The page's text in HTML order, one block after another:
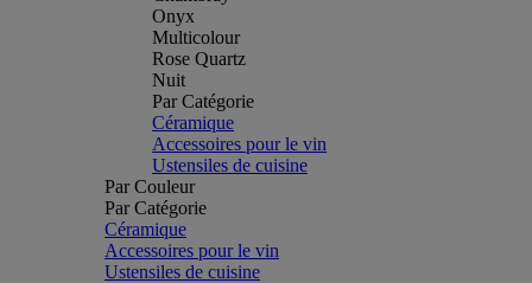
Onyx
Multicolour
Rose Quartz
Nuit
Par Catégorie
Céramique
Accessoires pour le vin
Ustensiles de cuisine
Par Couleur
Par Catégorie
Céramique
Accessoires pour le vin
Ustensiles de cuisine